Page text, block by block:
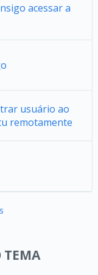
acessar a
usuário ao
remotamente
TEMA